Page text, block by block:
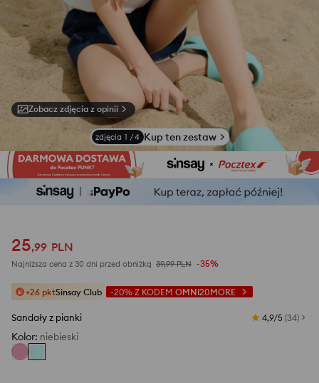
Zobacz zdjęcia z opinii
zdjęcia 1 /4 Kup ten zestaw
25,99 PLN
Najniższa cena z 30 dni przed obniżką 39,99 PLN -35%
+26 pktSinsay Club -20% Z KODEM OMNI20MORE
Sandały z pianki 4,9/5 (34)
Kolor: niebieski